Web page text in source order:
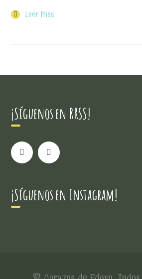
Leer Más
¡Síguenos en RRSS!
¡Síguenos en Instagram!